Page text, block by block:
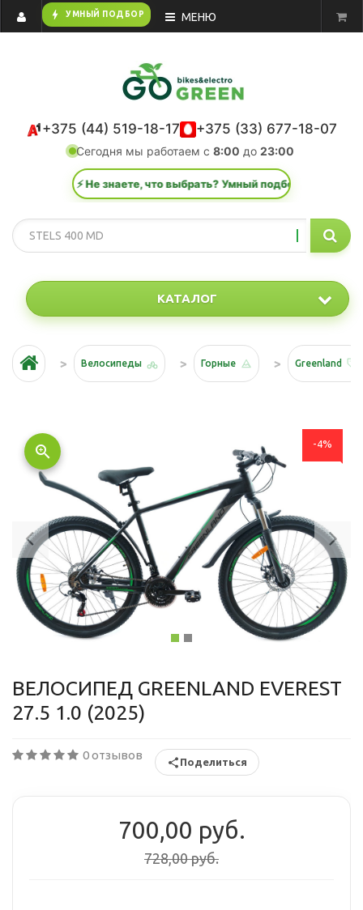
bolt УМНЫЙ ПОДБОР МЕНЮ
+375 (44) 519-18-17 +375 (33) 677-18-07
Сегодня мы работаем с 8:00 до 23:00
⚡ Не знаете, что выбрать? Умный подбор за 1 минуту.
КАТАЛОГ
Велосипеды Горные Greenland
-4%
Previous
zoom_in
ВЕЛОСИПЕД GREENLAND EVEREST
27.5 1.0 (2025)
0 отзывов Поделиться
700,00 руб.
728,00 руб.